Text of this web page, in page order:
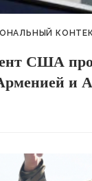
США
и